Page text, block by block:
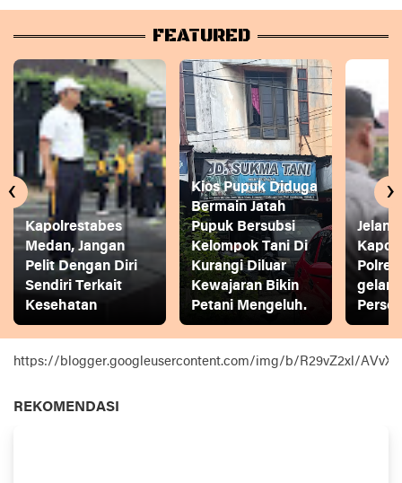
FEATURED
Kapolrestabes
Medan, Jangan
Pelit Dengan Diri
Sendiri Terkait
Kesehatan
Kios Pupuk Diduga
Bermain Jatah
Pupuk Bersubsi
Kelompok Tani Di
Kurangi Diluar
Kewajaran Bikin
Petani Mengeluh.
gelar
‹ ›
https://blogger.googleusercontent.com/img/b/R29vZ2xl/
REKOMENDASI